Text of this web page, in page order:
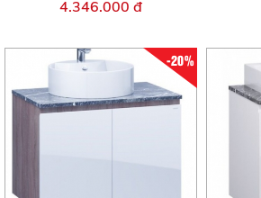
4.346.000 đ
-20%